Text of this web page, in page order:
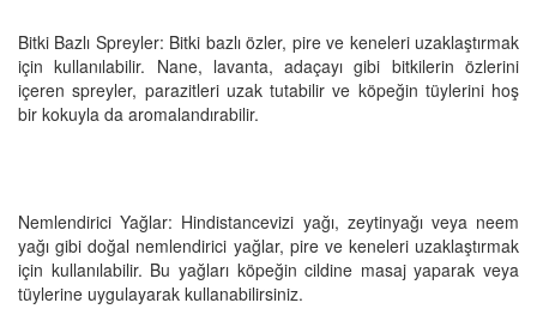
Bitki Bazlı Spreyler: Bitki bazlı özler, pire ve keneleri uzaklaştırmak
için kullanılabilir. Nane, lavanta, adaçayı gibi bitkilerin özlerini
içeren spreyler, parazitleri uzak tutabilir ve köpeğin tüylerini hoş
bir kokuyla da aromalandırabilir.
Nemlendirici Yağlar: Hindistancevizi yağı, zeytinyağı veya neem
yağı gibi doğal nemlendirici yağlar, pire ve keneleri uzaklaştırmak
için kullanılabilir. Bu yağları köpeğin cildine masaj yaparak veya
tüylerine uygulayarak kullanabilirsiniz.